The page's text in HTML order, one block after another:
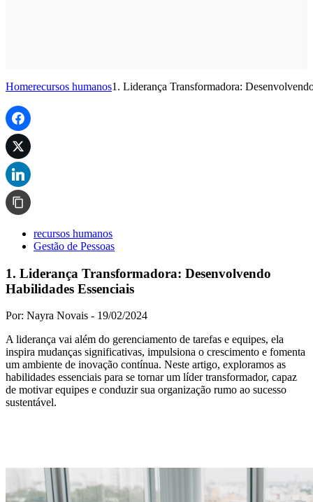
Homerecursos humanos1. Liderança Transformadora:
recursos humanos
Gestão de Pessoas
1. Liderança Transformadora: Desenvolvendo
Habilidades Essenciais
Por: Nayra Novais - 19/02/2024
A liderança vai além do gerenciamento de tarefas e equipes, ela
inspira mudanças significativas, impulsiona o crescimento e fomenta
um ambiente de inovação contínua. Neste artigo, exploramos as
habilidades essenciais para se tornar um líder transformador, capaz
de motivar equipes e conduzir sua organização rumo ao sucesso
sustentável.